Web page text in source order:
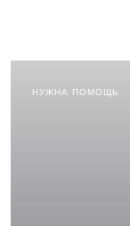
НУЖНА ПОМОЩЬ